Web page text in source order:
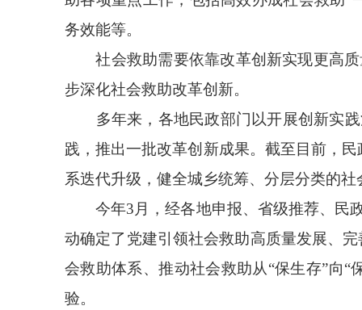
务效能等。
社会救助需要依靠改革创新实现更高质
步深化社会救助改革创新。
多年来，各地民政部门以开展创新实践
践，推出一批改革创新成果。截至目前，
系迭代升级，健全城乡统筹、分层分类的
今年3月，经各地申报、省级推荐、民政
动确定了党建引领社会救助高质量发展、
会救助体系、推动社会救助从“保生存”向
验。